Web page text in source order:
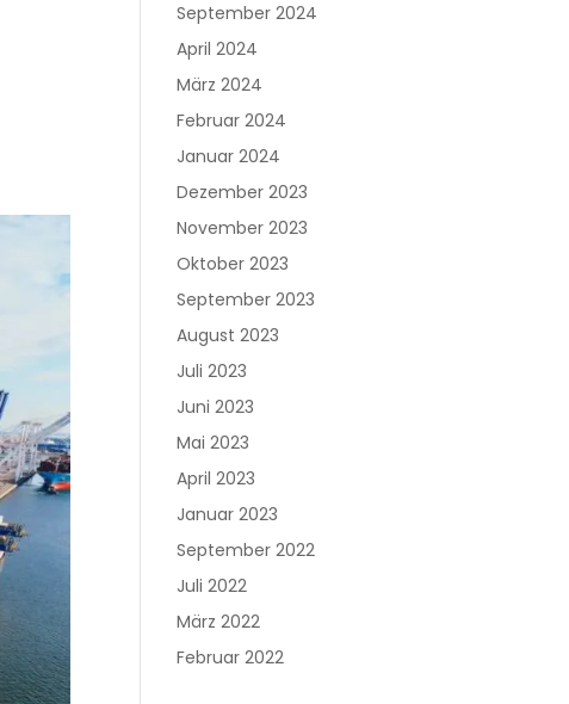
September 2024
April 2024
März 2024
Februar 2024
Januar 2024
Dezember 2023
November 2023
Oktober 2023
September 2023
August 2023
Juli 2023
Juni 2023
Mai 2023
April 2023
Januar 2023
September 2022
Juli 2022
März 2022
Februar 2022